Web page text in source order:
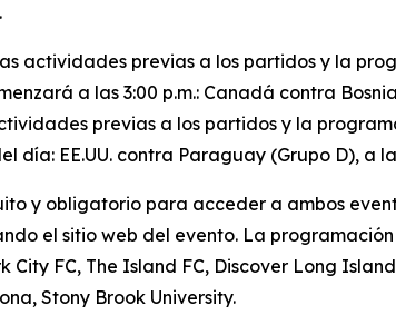
actividades previas a los partidos y la
a las 3:00 p.m.: Canadá contra
previas a los partidos y la
día: EE.UU. contra Paraguay (Grupo D), a
y obligatorio para acceder a ambos
el sitio web del evento. La
City FC, The Island FC, Discover Long
Stony Brook University.